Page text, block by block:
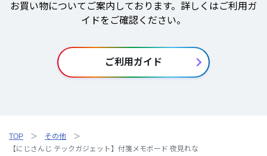
お買い物についてご案内しております。詳しくはご利用ガ
イドをご確認ください。
ご利用ガイド
TOP
その他
【にじさんじ テックガジェット】付箋メモボード 夜見れな